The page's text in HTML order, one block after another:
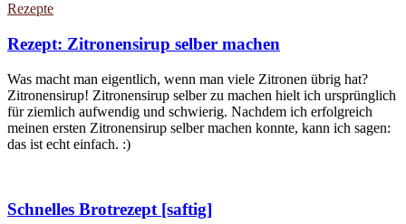
Rezepte
Rezept: Zitronensirup selber machen
Was macht man eigentlich, wenn man viele Zitronen übrig hat?
Zitronensirup! Zitronensirup selber zu machen hielt ich ursprünglich
für ziemlich aufwendig und schwierig. Nachdem ich erfolgreich
meinen ersten Zitronensirup selber machen konnte, kann ich sagen:
das ist echt einfach. :)
Schnelles Brotrezept [saftig]